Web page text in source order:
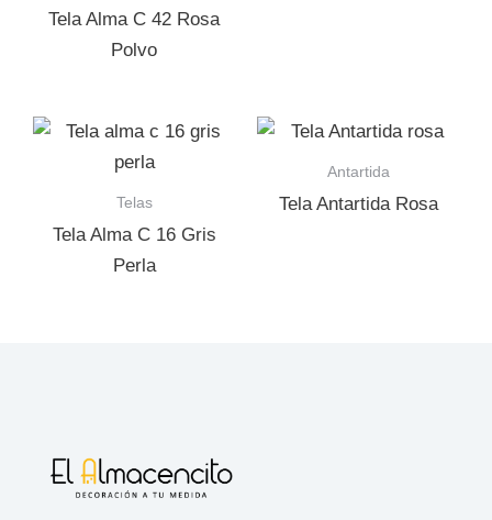
Tela Alma C 42 Rosa
Polvo
Telas
Tela Alma C 16 Gris
Perla
Antartida
Tela Antartida Rosa